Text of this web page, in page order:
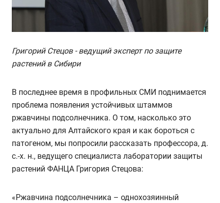
Григорий Стецов - ведущий эксперт по защите
растений в Сибири
В последнее время в профильных СМИ поднимается
проблема появления устойчивых штаммов
ржавчины подсолнечника. О том, насколько это
актуально для Алтайского края и как бороться с
патогеном, мы попросили рассказать профессора, д.
с.-х. н., ведущего специалиста лаборатории защиты
растений ФАНЦА Григория Стецова:
«Ржавчина подсолнечника – однохозяинный